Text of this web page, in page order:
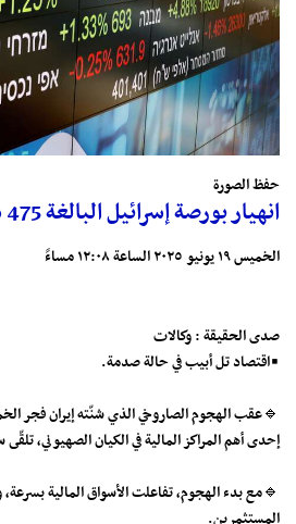
حفظ الصورة
انهيار بورصة إسرائيل البالغة 475 مليار دولار
الخميس ١٩ يونيو ٢٠٢٥ الساعة ١٢:٠٨ مساءً
صدى الحقيقة : وكالات
▪️اقتصاد تل أبيب في حالة صدمة.
🔹عقب الهجوم الصاروخي الذي شنّته إيران فجر
إحدى أهم المراكز المالية في الكيان الصهيوني،
🔹مع بدء الهجوم، تفاعلت الأسواق المالية